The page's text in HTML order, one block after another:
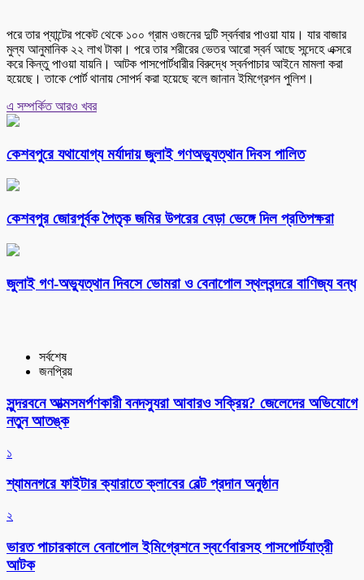
পরে তার প্যান্টের পকেট থেকে ১০০ গ্রাম ওজনের দুটি স্বর্নবার পাওয়া যায়। যার বাজার
মুল্য আনুমানিক ২২ লাখ টাকা। পরে তার শরীরের ভেতর আরো স্বর্ন আছে সন্দেহে এক্সরে
করে কিন্তু পাওয়া যায়নি। আটক পাসপোর্টধারীর বিরুদ্ধে স্বর্নপাচার আইনে মামলা করা
হয়েছে। তাকে পোর্ট থানায় সোপর্দ করা হয়েছে বলে জানান ইমিগ্রেশন পুলিশ।
এ সম্পর্কিত আরও খবর
কেশবপুরে যথাযোগ্য মর্যাদায় জুলাই গণঅভ্যুত্থান দিবস পালিত
কেশবপুর জোরপূর্বক পৈতৃক জমির উপরের বেড়া ভেঙ্গে দিল প্রতিপক্ষরা
‎জুলাই গণ-অভ্যুত্থান দিবসে ভোমরা ও বেনাপোল স্থলবন্দরে বাণিজ্য বন্ধ
সর্বশেষ
জনপ্রিয়
সুন্দরবনে আত্মসমর্পণকারী বনদস্যুরা আবারও সক্রিয়? জেলেদের অভিযোগে
নতুন আতঙ্ক
১
শ্যামনগরে ফাইটার ক্যারাতে ক্লাবের বেল্ট প্রদান অনুষ্ঠান
২
ভারত পাচারকালে বেনাপোল ইমিগ্রেশনে স্বর্ণেবারসহ পাসপোর্টযাত্রী
আটক